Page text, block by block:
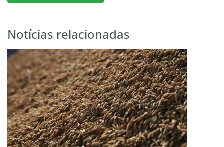
Notícias relacionadas